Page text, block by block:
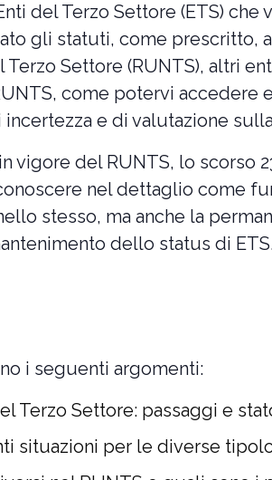
del Terzo Settore (ETS)
gli statuti, come prescritto,
Terzo Settore (RUNTS), altri
come potervi accedere
incertezza e di valutazione
in vigore del RUNTS, lo scorso
nel dettaglio come
stesso, ma anche la
dello status di ETS.
i seguenti argomenti:
Terzo Settore: passaggi e
situazioni per le diverse